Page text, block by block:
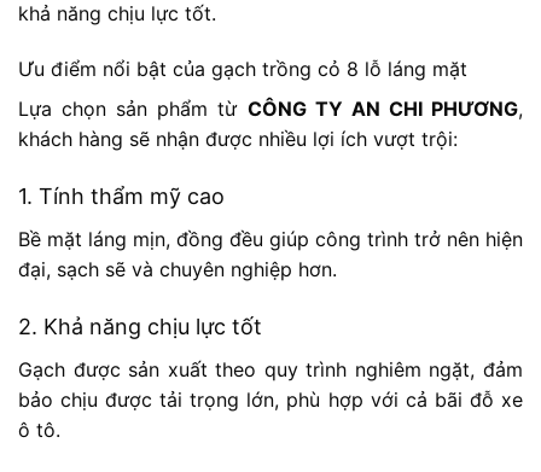
khả năng chịu lực tốt.
Ưu điểm nổi bật của gạch trồng cỏ 8 lỗ láng mặt
Lựa chọn sản phẩm từ CÔNG TY AN CHI PHƯƠNG,
khách hàng sẽ nhận được nhiều lợi ích vượt trội:
1. Tính thẩm mỹ cao
Bề mặt láng mịn, đồng đều giúp công trình trở nên hiện
đại, sạch sẽ và chuyên nghiệp hơn.
2. Khả năng chịu lực tốt
Gạch được sản xuất theo quy trình nghiêm ngặt, đảm
bảo chịu được tải trọng lớn, phù hợp với cả bãi đỗ xe
ô tô.